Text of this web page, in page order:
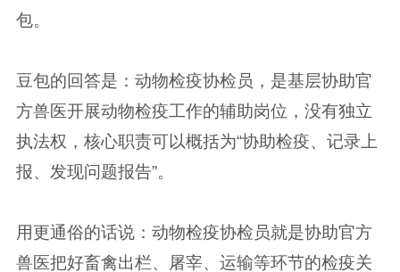
包。
豆包的回答是：动物检疫协检员，是基层协助官
方兽医开展动物检疫工作的辅助岗位，没有独立
执法权，核心职责可以概括为“协助检疫、记录上
报、发现问题报告”。
用更通俗的话说：动物检疫协检员就是协助官方
兽医把好畜禽出栏、屠宰、运输等环节的检疫关